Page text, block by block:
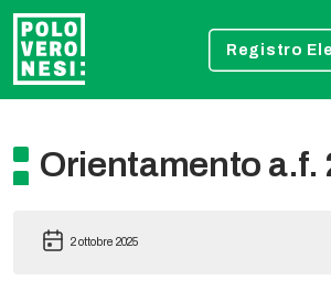
Registro
Orientamento a.f.
2 ottobre 2025